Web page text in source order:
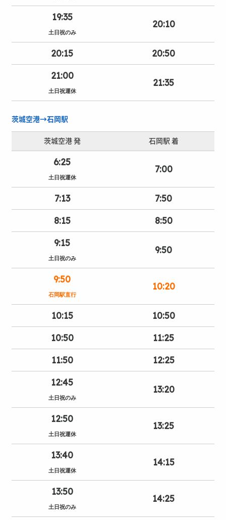
19:35
土日祝のみ
20:10
20:15
20:50
21:00
土日祝運休
21:35
茨城空港→石岡駅
茨城空港 発 石岡駅 着
6:25
土日祝運休
7:00
7:13
7:50
8:15
8:50
9:15
土日祝のみ
9:50
9:50
石岡駅直行
10:20
10:15
10:50
10:50
11:25
11:50
12:25
12:45
土日祝のみ
13:20
12:50
土日祝運休
13:25
13:40
土日祝運休
14:15
13:50
土日祝のみ
14:25